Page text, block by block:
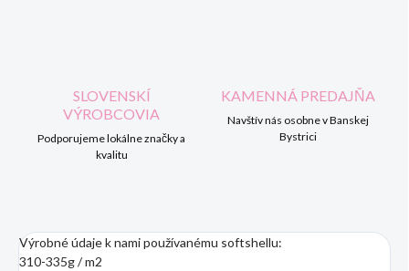
SLOVENSKÍ
VÝROBCOVIA
Podporujeme lokálne značky a
kvalitu
KAMENNÁ PREDAJŇA
Navštív nás osobne v Banskej
Bystrici
Výrobné údaje k nami používanému softshellu:
310-335g / m2